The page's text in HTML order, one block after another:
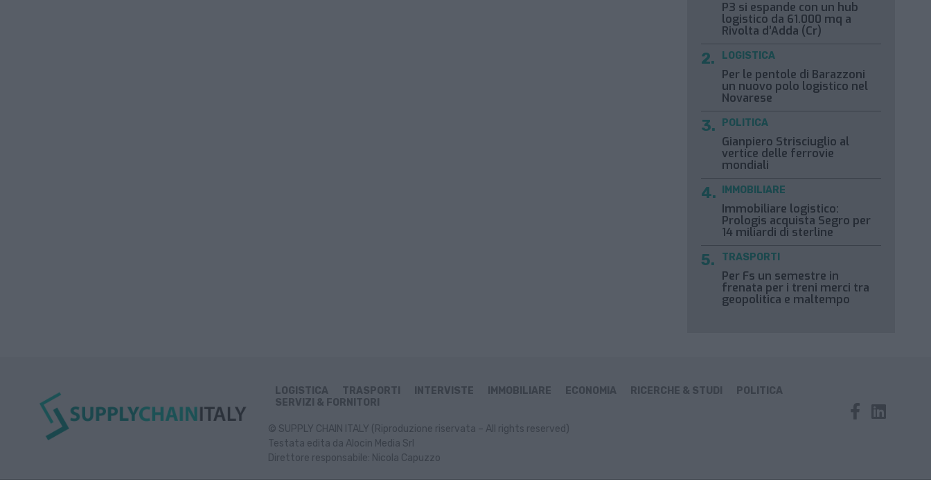
P3 si espande con un hub
logistico da 61.000 mq a
Rivolta d’Adda (Cr)
Per le pentole di Barazzoni
un nuovo polo logistico nel
Novarese
LOGISTICA
Gianpiero Strisciuglio al
vertice delle ferrovie
mondiali
POLITICA
Immobiliare logistico:
Prologis acquista Segro per
14 miliardi di sterline
IMMOBILIARE
Per Fs un semestre in
frenata per i treni merci tra
geopolitica e maltempo
TRASPORTI
LOGISTICA TRASPORTI INTERVISTE IMMOBILIARE ECONOMIA RICERCHE & STUDI
POLITICA
SERVIZI & FORNITORI
© SUPPLY CHAIN ITALY (Riproduzione riservata – All rights reserved)
Testata edita da Alocin Media Srl
Direttore responsabile: Nicola Capuzzo